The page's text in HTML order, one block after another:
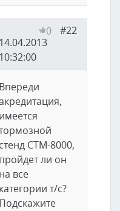
#22
0
14.04.2013
10:32:00
Впереди
имеется
стенд СТМ-8000,
пройдет ли он
на все
категории т/с?
Подскажите